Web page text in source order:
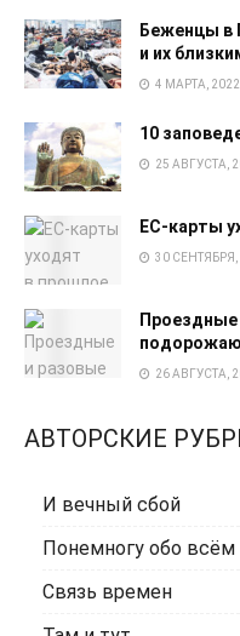
Беженцы в
и их
4 МАРТА, 2022
10
25 АВГУСТА,
EC-карты
30 СЕНТЯБРЯ,
Проездные
26 АВГУСТА,
АВТОРСКИЕ
И вечный сбой
Понемногу обо всём
Связь времен